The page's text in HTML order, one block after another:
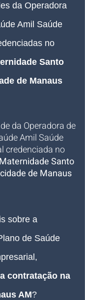
da Operadora
Amil Saúde
no
Santo
de Manaus
da Operadora de
Amil Saúde
credenciada no
Santo
de Manaus
sobre a
de Saúde
contratação na
AM?